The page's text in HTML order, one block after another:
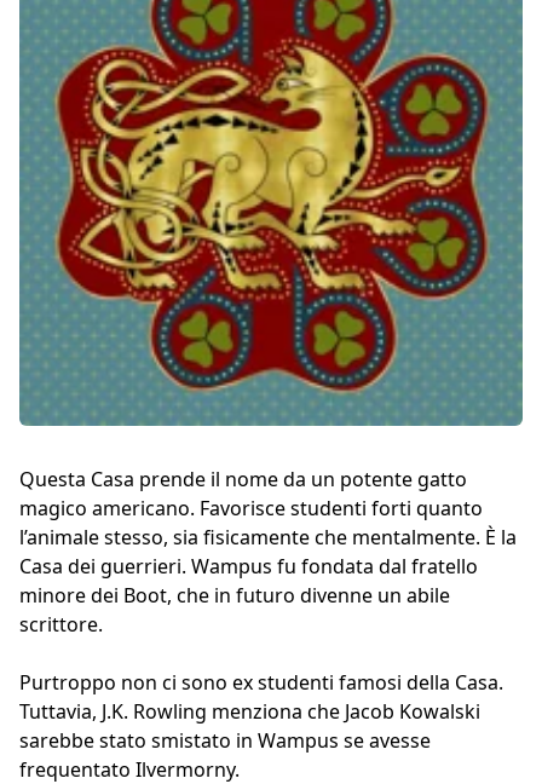
Questa Casa prende il nome da un potente gatto
magico americano. Favorisce studenti forti quanto
l’animale stesso, sia fisicamente che mentalmente. È la
Casa dei guerrieri. Wampus fu fondata dal fratello
minore dei Boot, che in futuro divenne un abile
scrittore.
Purtroppo non ci sono ex studenti famosi della Casa.
Tuttavia, J.K. Rowling menziona che Jacob Kowalski
sarebbe stato smistato in Wampus se avesse
frequentato Ilvermorny.